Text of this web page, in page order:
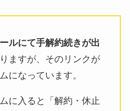
ルにて手解約続きが出
ますが、そのリンクが
になっています。
に入ると「解約・休止